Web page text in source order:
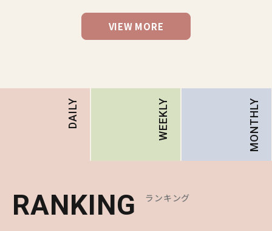
VIEW MORE
DAILY WEEKLY MONTHLY
RANKING ランキング
RANKING ランキング
RANKING ランキング